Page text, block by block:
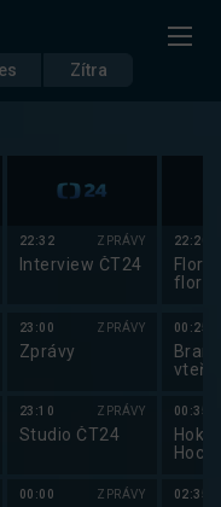
Zítra
22:32 ZPRÁVY
Interview ČT24
23:00 ZPRÁVY
Zprávy
23:10 ZPRÁVY
Studio ČT24
00:00 ZPRÁVY
22:20
00:25
00:35
02:35